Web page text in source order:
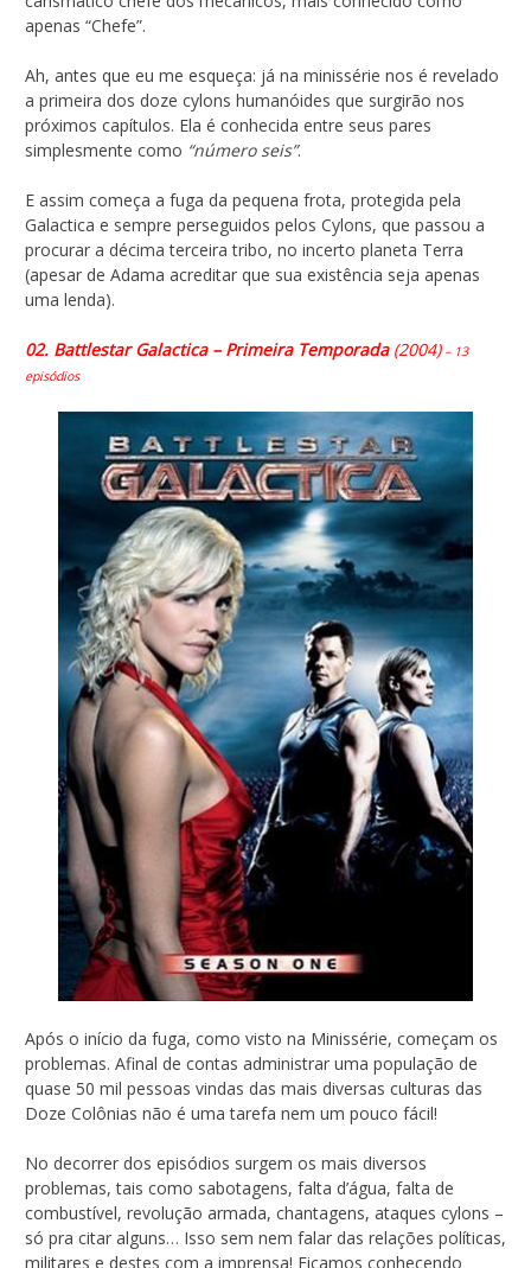
apenas “Chefe”.
Ah, antes que eu me esqueça: já na minissérie nos é revelado
a primeira dos doze cylons humanóides que surgirão nos
próximos capítulos. Ela é conhecida entre seus pares
simplesmente como “número seis”.
E assim começa a fuga da pequena frota, protegida pela
Galactica e sempre perseguidos pelos Cylons, que passou a
procurar a décima terceira tribo, no incerto planeta Terra
(apesar de Adama acreditar que sua existência seja apenas
uma lenda).
02. Battlestar Galactica – Primeira Temporada(2004)– 13
episódios
Após o início da fuga, como visto na Minissérie, começam os
problemas. Afinal de contas administrar uma população de
quase 50 mil pessoas vindas das mais diversas culturas das
Doze Colônias não é uma tarefa nem um pouco fácil!
No decorrer dos episódios surgem os mais diversos
problemas, tais como sabotagens, falta d’água, falta de
combustível, revolução armada, chantagens, ataques cylons –
só pra citar alguns… Isso sem nem falar das relações políticas,
militares e destes com a imprensa! Ficamos conhecendo